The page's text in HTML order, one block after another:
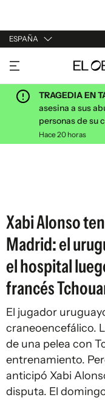
ESPAÑA
URUGUAY
ARGENTINA
ESPAÑA
ESTADOS UNIDOS
TRAGEDIA EN
asesina a sus
personas de su
Hace 20 horas
Xabi Alonso
Madrid: el
el hospital
francés
El jugador
craneoencefálico.
de una pelea con
entrenamiento.
anticipó Xabi
disputa. El